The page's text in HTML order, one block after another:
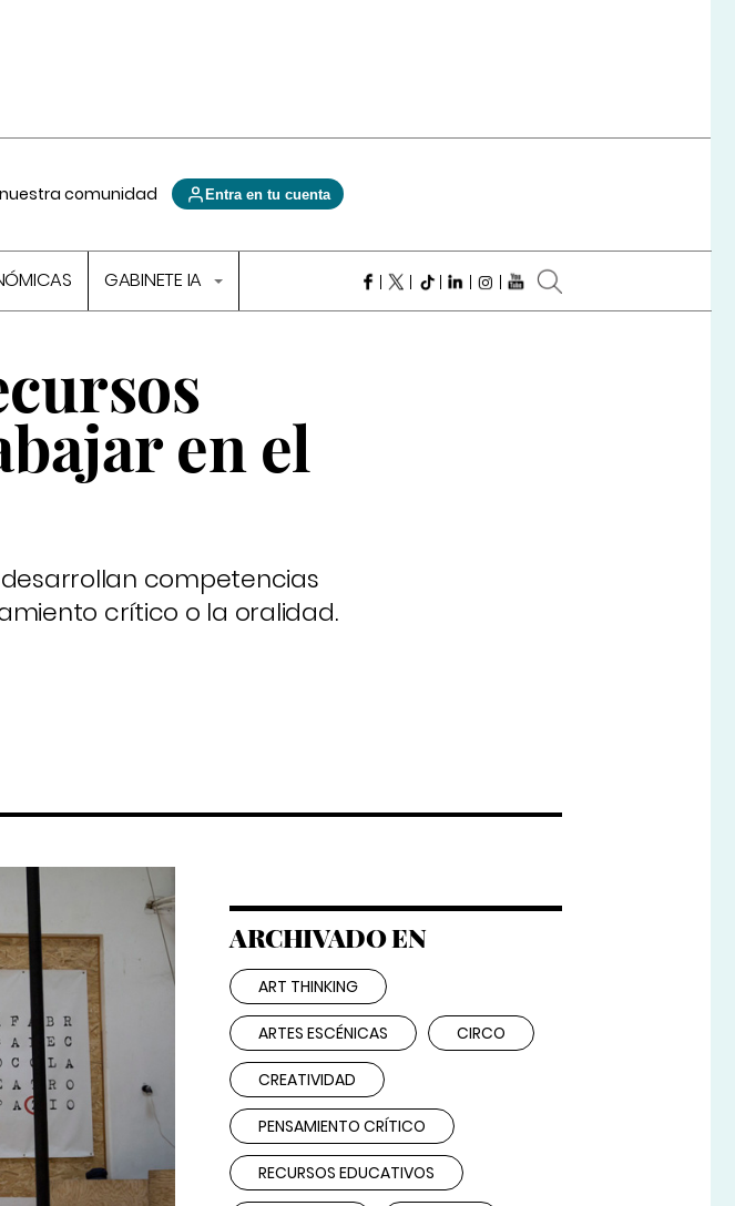
comunidad Entra en tu cuenta
GABINETE IA
en el
competencias
crítico o la oralidad.
ARCHIVADO EN
ART THINKING
ARTES ESCÉNICAS CIRCO
CREATIVIDAD
PENSAMIENTO CRÍTICO
RECURSOS EDUCATIVOS